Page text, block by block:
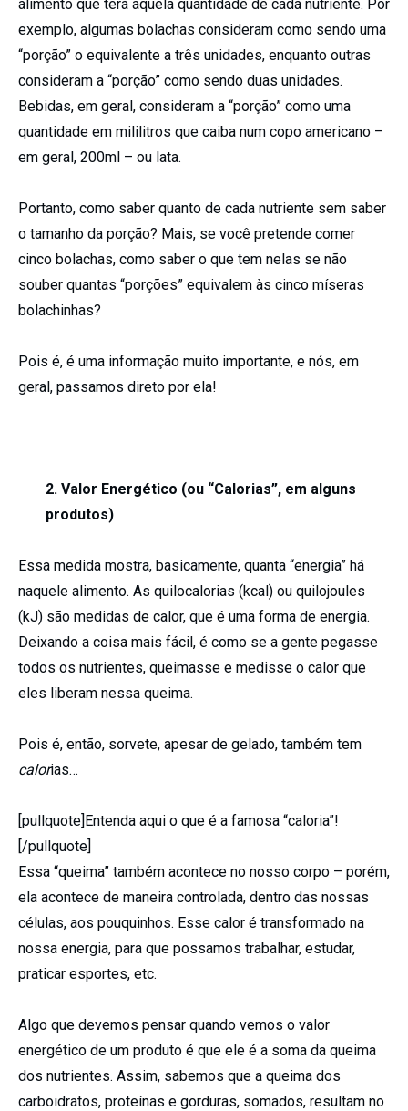
alimento que terá aquela quantidade de cada nutriente. Por
exemplo, algumas bolachas consideram como sendo uma
“porção” o equivalente a três unidades, enquanto outras
consideram a “porção” como sendo duas unidades.
Bebidas, em geral, consideram a “porção” como uma
quantidade em mililitros que caiba num copo americano –
em geral, 200ml – ou lata.
Portanto, como saber quanto de cada nutriente sem saber
o tamanho da porção? Mais, se você pretende comer
cinco bolachas, como saber o que tem nelas se não
souber quantas “porções” equivalem às cinco míseras
bolachinhas?
Pois é, é uma informação muito importante, e nós, em
geral, passamos direto por ela!
2. Valor Energético (ou “Calorias”, em alguns
produtos)
Essa medida mostra, basicamente, quanta “energia” há
naquele alimento. As quilocalorias (kcal) ou quilojoules
(kJ) são medidas de calor, que é uma forma de energia.
Deixando a coisa mais fácil, é como se a gente pegasse
todos os nutrientes, queimasse e medisse o calor que
eles liberam nessa queima.
Pois é, então, sorvete, apesar de gelado, também tem
calorias…
[pullquote]Entenda aqui o que é a famosa “caloria”!
[/pullquote]
Essa “queima” também acontece no nosso corpo – porém,
ela acontece de maneira controlada, dentro das nossas
células, aos pouquinhos. Esse calor é transformado na
nossa energia, para que possamos trabalhar, estudar,
praticar esportes, etc.
Algo que devemos pensar quando vemos o valor
energético de um produto é que ele é a soma da queima
dos nutrientes. Assim, sabemos que a queima dos
carboidratos, proteínas e gorduras, somados, resultam no